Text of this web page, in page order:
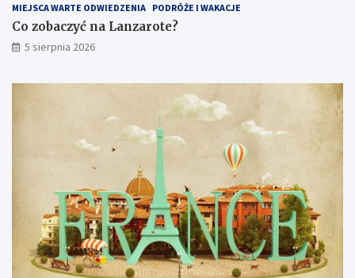
MIEJSCA WARTE ODWIEDZENIA PODRÓŻE I WAKACJE
Co zobaczyć na Lanzarote?
5 sierpnia 2026